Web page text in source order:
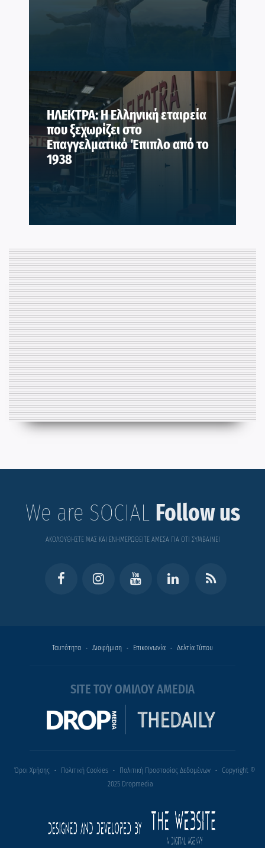
ΗΛΕΚΤΡΑ: Η Ελληνική εταιρεία
που ξεχωρίζει στο
Επαγγελματικό Έπιπλο από το
1938
We are SOCIAL Follow us
ΑΚΟΛΟΥΘΗΣΤΕ ΜΑΣ ΚΑΙ ΕΝΗΜΕΡΩΘΕΙΤΕ ΑΜΕΣΑ ΓΙΑ ΟΤΙ ΣΥΜΒΑΙΝΕΙ
Ταυτότητα Διαφήμιση Επικοινωνία Δελτία Τύπου
SITE ΤΟΥ ΟΜΙΛΟΥ AMEDIA
Όροι Χρήσης Πολιτική Cookies Πολιτική Προστασίας Δεδομένων
Copyright ©
2025 Dropmedia